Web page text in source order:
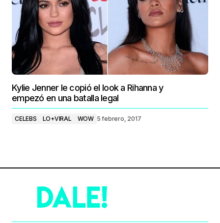
Kylie Jenner le copió el look a Rihanna y
empezó en una batalla legal
CELEBS LO+VIRAL WOW 5 febrero, 2017